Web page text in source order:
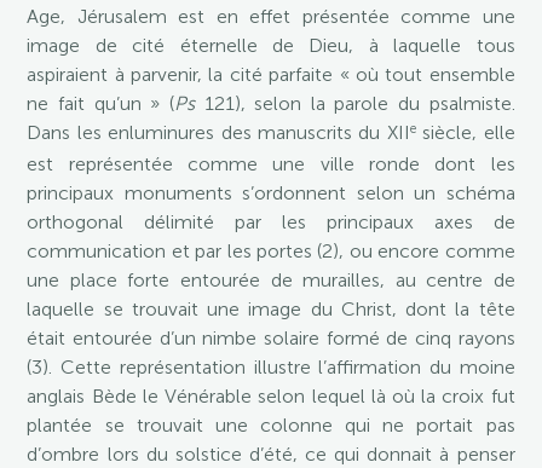
Age, Jérusalem est en effet présentée comme une
image de cité éternelle de Dieu, à laquelle tous
aspiraient à parvenir, la cité parfaite « où tout ensemble
ne fait qu’un » (Ps121), selon la parole du psalmiste.
Dans les enluminures des manuscrits du XIIesiècle, elle
est représentée comme une ville ronde dont les
principaux monuments s’ordonnent selon un schéma
orthogonal délimité par les principaux axes de
communication et par les portes (2), ou encore comme
une place forte entourée de murailles, au centre de
laquelle se trouvait une image du Christ, dont la tête
était entourée d’un nimbe solaire formé de cinq rayons
(3). Cette représentation illustre l’affirmation du moine
anglais Bède le Vénérable selon lequel là où la croix fut
plantée se trouvait une colonne qui ne portait pas
d’ombre lors du solstice d’été, ce qui donnait à penser